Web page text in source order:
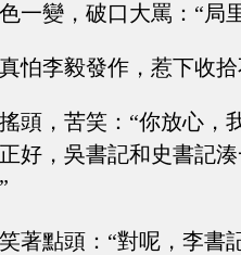
一變，破口大罵：“局
怕李毅發作，惹下收
頭，苦笑：“你放心，
好，吳書記和史書記
著點頭：“對呢，李書